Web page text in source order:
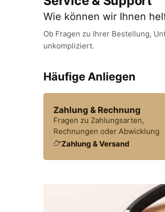
Wie können wir Ihnen
Ob Fragen zu Ihrer Bestellung,
unkompliziert.
Häufige Anliegen
Zahlung & Rechnung
Fragen zu Zahlungsarten,
Rechnungen oder Abwicklung
Zahlung & Versand